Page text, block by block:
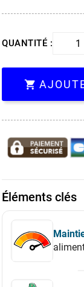
QUANTITÉ :

Éléments clés